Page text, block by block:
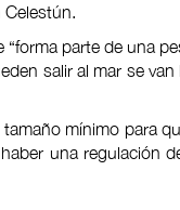
Celestún.
“forma parte de una
salir al mar se
mínimo para
una regulación